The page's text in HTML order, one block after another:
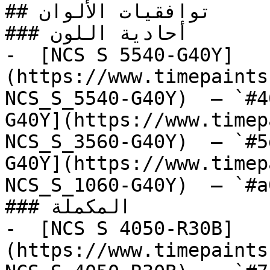
## توافقيات الألوان
### أحادية اللون
-  [NCS S 5540-G40Y]
(https://
NCS_S_5540-G40Y)  —
G40Y](https://
NCS_S_3560-G40Y)  —
G40Y](https://
NCS_S_1060-G40Y)  —
### المكملة
-  [NCS S 4050-R30B]
(https://